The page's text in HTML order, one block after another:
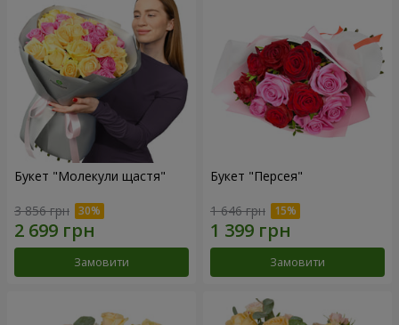
Букет "Молекули щастя"
3 856 грн
Замовити
Букет "Персея"
1 646 грн
Замовити